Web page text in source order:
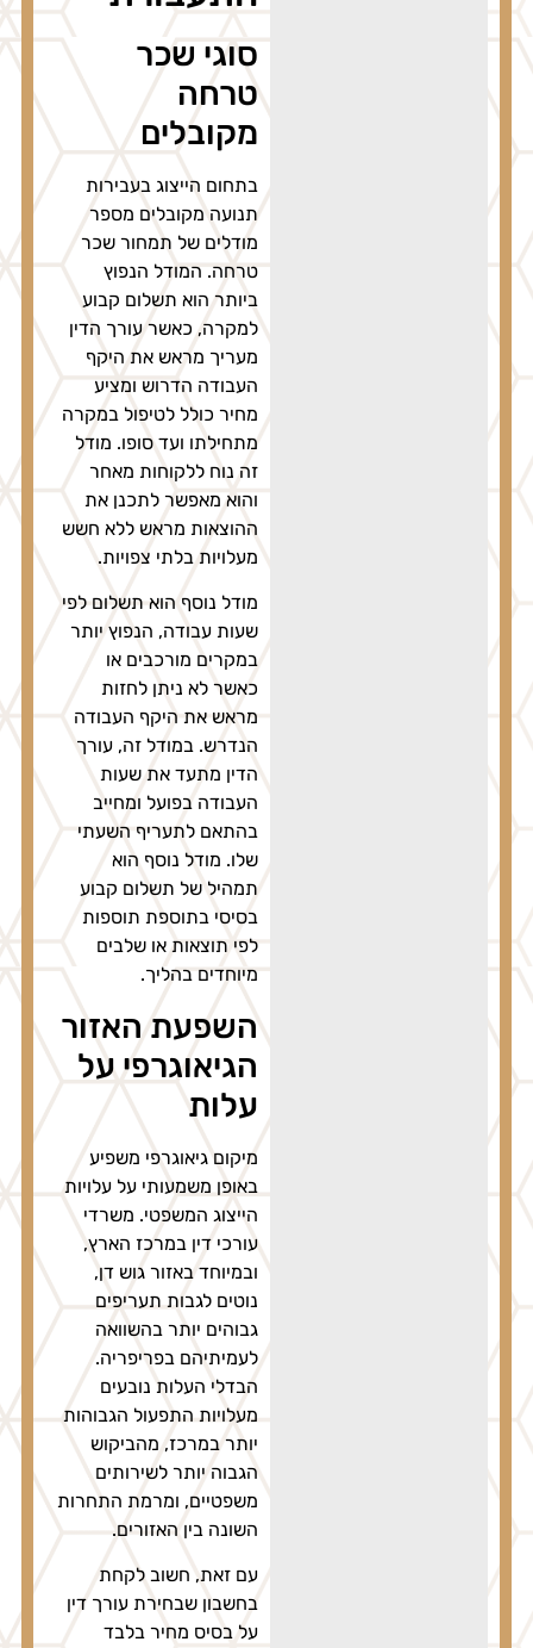
סוגי שכר
טרחה
מקובלים
בתחום הייצוג בעבירות
תנועה מקובלים מספר
מודלים של תמחור שכר
טרחה. המודל הנפוץ
ביותר הוא תשלום קבוע
למקרה, כאשר עורך הדין
מעריך מראש את היקף
העבודה הדרוש ומציע
מחיר כולל לטיפול במקרה
מתחילתו ועד סופו. מודל
זה נוח ללקוחות מאחר
והוא מאפשר לתכנן את
ההוצאות מראש ללא חשש
מעלויות בלתי צפויות.
מודל נוסף הוא תשלום לפי
שעות עבודה, הנפוץ יותר
במקרים מורכבים או
כאשר לא ניתן לחזות
מראש את היקף העבודה
הנדרש. במודל זה, עורך
הדין מתעד את שעות
העבודה בפועל ומחייב
בהתאם לתעריף השעתי
שלו. מודל נוסף הוא
תמהיל של תשלום קבוע
בסיסי בתוספת תוספות
לפי תוצאות או שלבים
מיוחדים בהליך.
השפעת האזור
הגיאוגרפי על
עלות
מיקום גיאוגרפי משפיע
באופן משמעותי על עלויות
הייצוג המשפטי. משרדי
עורכי דין במרכז הארץ,
ובמיוחד באזור גוש דן,
נוטים לגבות תעריפים
גבוהים יותר בהשוואה
לעמיתיהם בפריפריה.
הבדלי העלות נובעים
מעלויות התפעול הגבוהות
יותר במרכז, מהביקוש
הגבוה יותר לשירותים
משפטיים, ומרמת התחרות
השונה בין האזורים.
עם זאת, חשוב לקחת
בחשבון שבחירת עורך דין
על בסיס מחיר בלבד